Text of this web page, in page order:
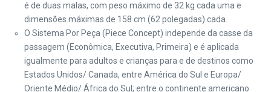
é de duas malas, com peso máximo de 32 kg cada uma e
dimensões máximas de 158 cm (62 polegadas) cada.
O Sistema Por Peça (Piece Concept) independe da casse da
passagem (Econômica, Executiva, Primeira) e é aplicada
igualmente para adultos e crianças para e de destinos como
Estados Unidos/ Canada, entre América do Sul e Europa/
Oriente Médio/ África do Sul; entre o continente americano